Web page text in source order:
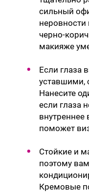
сильный
неровности
черно-
макияже
Если глаза
уставшими,
Нанесите
если глаза
внутреннее
поможет
Стойкие и
поэтому
Кремовые